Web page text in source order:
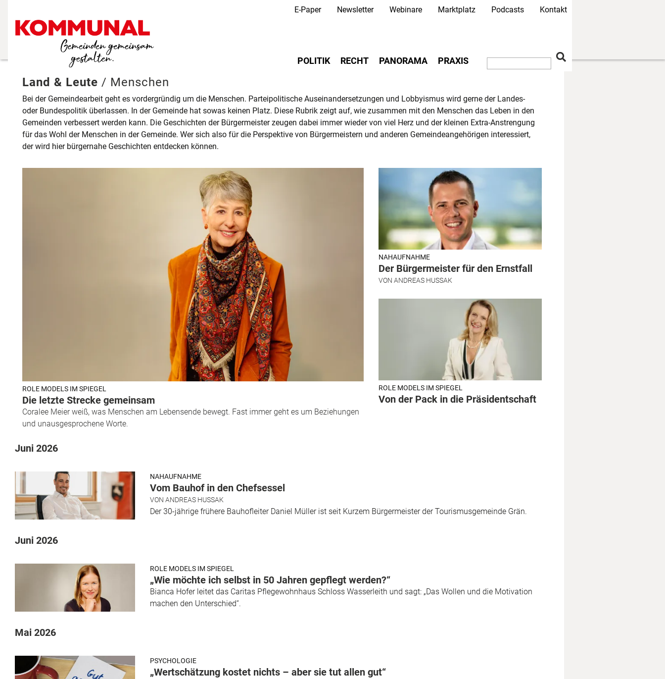
Direkt
Secondary Navigation
E-Paper Newsletter Webinare Marktplatz Podcasts Kontakt
Main navigation
POLITIK RECHT PANORAMA PRAXIS
Land & Leute / Menschen
Bei der Gemeindearbeit geht es vordergründig um die Menschen. Parteipolitische Auseinandersetzungen und Lobbyismus wird gerne der Landes-
oder Bundespolitik überlassen. In der Gemeinde hat sowas keinen Platz. Diese Rubrik zeigt auf, wie zusammen mit den Menschen das Leben in den
Gemeinden verbessert werden kann. Die Geschichten der Bürgermeister zeugen dabei immer wieder von viel Herz und der kleinen Extra-Anstrengung
für das Wohl der Menschen in der Gemeinde. Wer sich also für die Perspektive von Bürgermeistern und anderen Gemeindeangehörigen interessiert,
der wird hier bürgernahe Geschichten entdecken können.
ROLE MODELS IM SPIEGEL
Die letzte Strecke gemeinsam
Coralee Meier weiß, was Menschen am Lebensende bewegt. Fast immer geht es um Beziehungen
und unausgesprochene Worte.
NAHAUFNAHME
Der Bürgermeister für den Ernstfall
VON ANDREAS HUSSAK
ROLE MODELS IM SPIEGEL
Von der Pack in die Präsidentschaft
Juni 2026
NAHAUFNAHME
Vom Bauhof in den Chefsessel
VON ANDREAS HUSSAK
Der 30-jährige frühere Bauhofleiter Daniel Müller ist seit Kurzem Bürgermeister der Tourismusgemeinde Grän.
Juni 2026
ROLE MODELS IM SPIEGEL
„Wie möchte ich selbst in 50 Jahren gepflegt werden?“
Bianca Hofer leitet das Caritas Pflegewohnhaus Schloss Wasserleith und sagt: „Das Wollen und die Motivation
machen den Unterschied“.
Mai 2026
PSYCHOLOGIE
„Wertschätzung kostet nichts – aber sie tut allen gut“